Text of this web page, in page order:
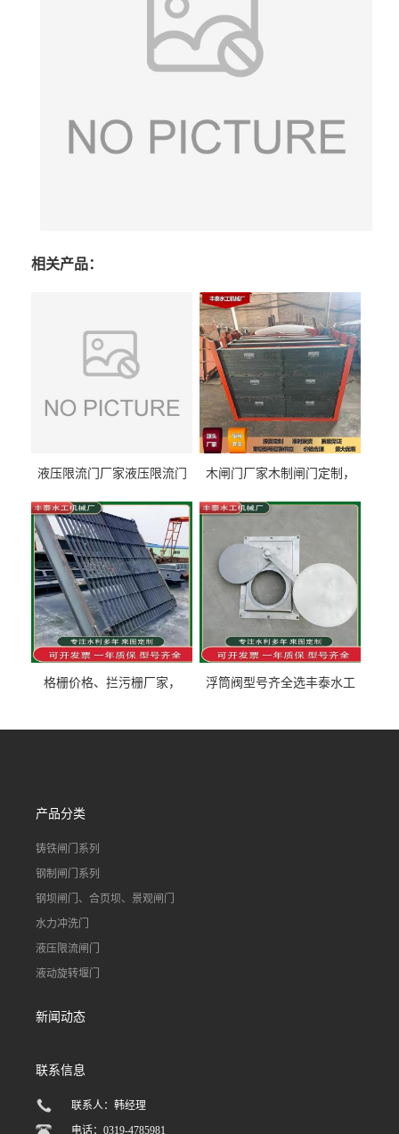
相关产品：
液压限流门厂家液压限流门
泰制造
木闸门厂家木制闸门定制，
型号齐全
格栅价格、拦污栅厂家，
浮筒阀型号齐全选丰泰水工
道水库电站污水处理钢制闸
产品分类
铸铁闸门系列
钢制闸门系列
钢坝闸门、合页坝、景观闸门
水力冲洗门
液压限流闸门
液动旋转堰门
新闻动态
联系信息
联系人：韩经理
电话：0319-4785981